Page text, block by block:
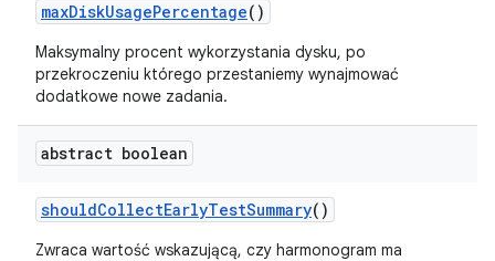
maxDiskUsagePercentage()
Maksymalny procent wykorzystania dysku, po
przekroczeniu którego przestaniemy wynajmować
dodatkowe nowe zadania.
abstract boolean
shouldCollectEarlyTestSummary()
Zwraca wartość wskazującą, czy harmonogram ma